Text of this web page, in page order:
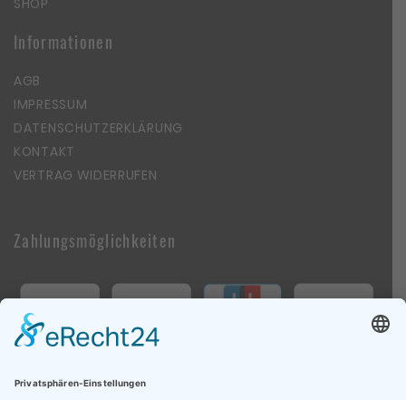
SHOP
Informationen
AGB
IMPRESSUM
DATENSCHUTZERKLÄRUNG
KONTAKT
VERTRAG WIDERRUFEN
Zahlungsmöglichkeiten